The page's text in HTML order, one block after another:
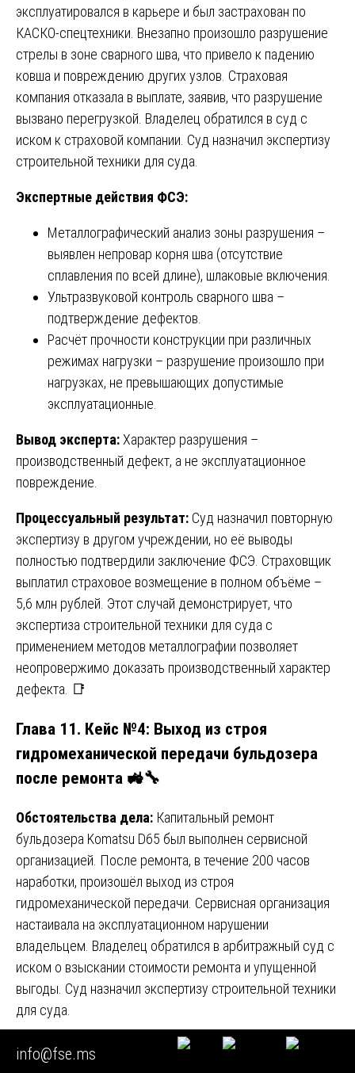
эксплуатировался в карьере и был застрахован по
КАСКО-спецтехники. Внезапно произошло разрушение
стрелы в зоне сварного шва, что привело к падению
ковша и повреждению других узлов. Страховая
компания отказала в выплате, заявив, что разрушение
вызвано перегрузкой. Владелец обратился в суд с
иском к страховой компании. Суд назначил экспертизу
строительной техники для суда.
Экспертные действия ФСЭ:
Металлографический анализ зоны разрушения –
выявлен непровар корня шва (отсутствие
сплавления по всей длине), шлаковые включения.
Ультразвуковой контроль сварного шва –
подтверждение дефектов.
Расчёт прочности конструкции при различных
режимах нагрузки – разрушение произошло при
нагрузках, не превышающих допустимые
эксплуатационные.
Вывод эксперта: Характер разрушения –
производственный дефект, а не эксплуатационное
повреждение.
Процессуальный результат: Суд назначил повторную
экспертизу в другом учреждении, но её выводы
полностью подтвердили заключение ФСЭ. Страховщик
выплатил страховое возмещение в полном объёме –
5,6 млн рублей. Этот случай демонстрирует, что
экспертиза строительной техники для суда с
применением методов металлографии позволяет
неопровержимо доказать производственный характер
дефекта. 📑
Глава 11. Кейс №4: Выход из строя
гидромеханической передачи бульдозера
после ремонта 🚜🔧
Обстоятельства дела: Капитальный ремонт
бульдозера Komatsu D65 был выполнен сервисной
организацией. После ремонта, в течение 200 часов
наработки, произошёл выход из строя
гидромеханической передачи. Сервисная организация
настаивала на эксплуатационном нарушении
владельцем. Владелец обратился в арбитражный суд с
иском о взыскании стоимости ремонта и упущенной
выгоды. Суд назначил экспертизу строительной техники
для суда.
Экспертные действия ФСЭ:
info@fse.ms